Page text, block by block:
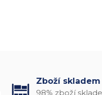
Zboží skladem
98% zboží